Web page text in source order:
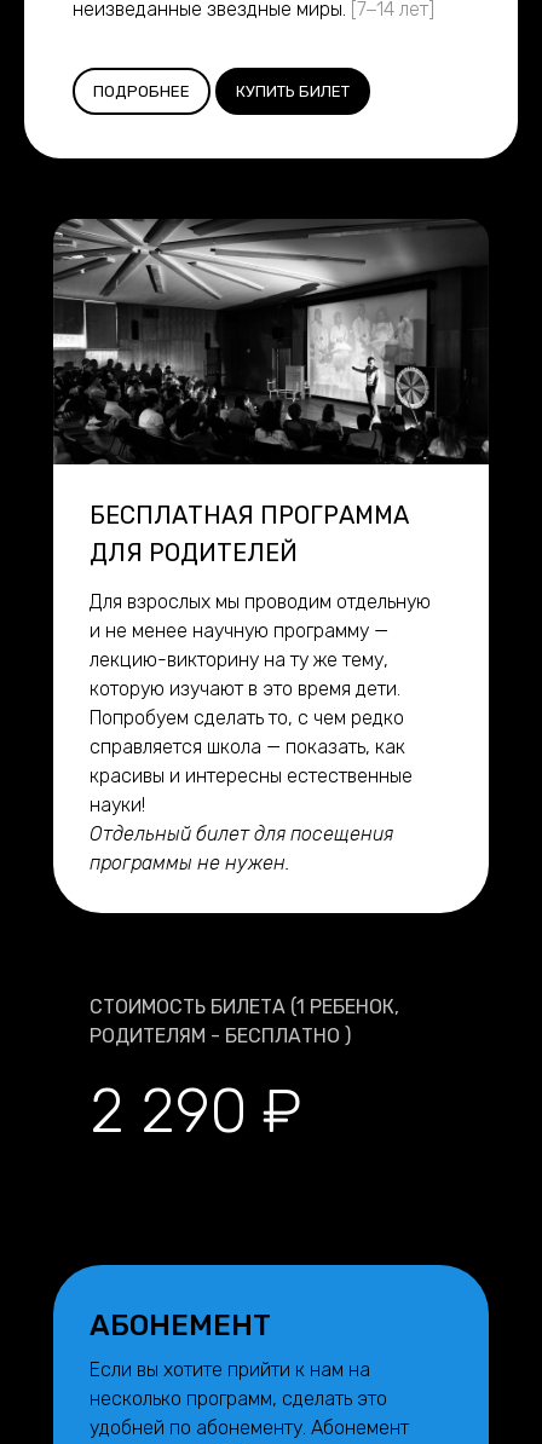
неизведанные звездные миры. [7−14 лет]
ПОДРОБНЕЕ КУПИТЬ БИЛЕТ
Для взрослых мы проводим отдельную
и не менее научную программу —
лекцию-викторину на ту же тему,
которую изучают в это время дети.
Попробуем сделать то, с чем редко
справляется школа — показать, как
красивы и интересны естественные
науки!
Отдельный билет для посещения
программы не нужен.
БЕСПЛАТНАЯ ПРОГРАММА
ДЛЯ РОДИТЕЛЕЙ
2 290 ₽
СТОИМОСТЬ БИЛЕТА (1 РЕБЕНОК,
РОДИТЕЛЯМ - БЕСПЛАТНО )
Если вы хотите прийти к нам на
несколько программ, сделать это
удобней по абонементу. Абонемент
АБОНЕМЕНТ